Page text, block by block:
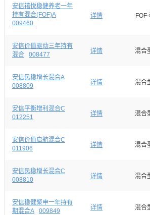
安信禧悦稳健养老一年
持有混合(FOF)A
009460
详情
安信价值驱动三年持有
混合
008477 详情 混合
安信民稳增长混合A
008809
详情 混合
安信平衡增利混合C
012251
详情 混合
安信价值启航混合C
011906
详情 混合
安信民稳增长混合C
008810
详情 混合
安信稳健聚申一年持有
期混合A
009849 详情 混合